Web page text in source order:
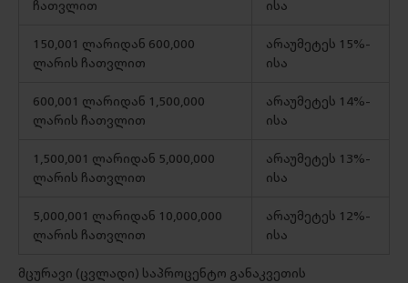
ჩათვლით ისა
150,001 ლარიდან 600,000
ლარის ჩათვლით
არაუმეტეს 15%-
ისა
600,001 ლარიდან 1,500,000
ლარის ჩათვლით
არაუმეტეს 14%-
ისა
1,500,001 ლარიდან 5,000,000
ლარის ჩათვლით
არაუმეტეს 13%-
ისა
5,000,001 ლარიდან 10,000,000
ლარის ჩათვლით
არაუმეტეს 12%-
ისა
მცურავი (ცვლადი) საპროცენტო განაკვეთის